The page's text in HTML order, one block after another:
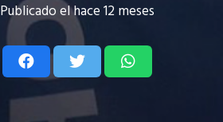
Publicado elhace 12 meses